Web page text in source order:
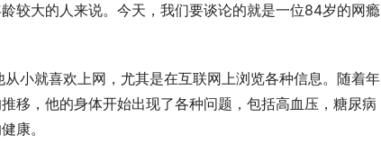
较大的人来说。今天，我们要谈论的就是一位84岁的网瘾
小就喜欢上网，尤其是在互联网上浏览各种信息。随着年
移，他的身体开始出现了各种问题，包括高血压，糖尿病
康。